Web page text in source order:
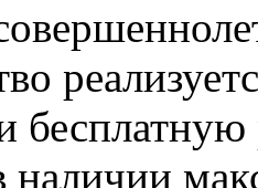
наличии